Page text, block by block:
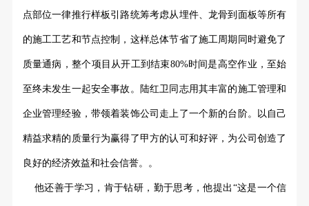
点部位一律推行样板引路统筹考虑从埋件、龙骨到面板等所有
的施工工艺和节点控制，这样总体节省了施工周期同时避免了
质量通病，整个项目从开工到结束80%时间是高空作业，至始
至终未发生一起安全事故。陆红卫同志用其丰富的施工管理和
企业管理经验，带领着装饰公司走上了一个新的台阶。以自己
精益求精的质量行为赢得了甲方的认可和好评，为公司创造了
良好的经济效益和社会信誉。。
他还善于学习，肯于钻研，勤于思考，他提出 “这是一个信